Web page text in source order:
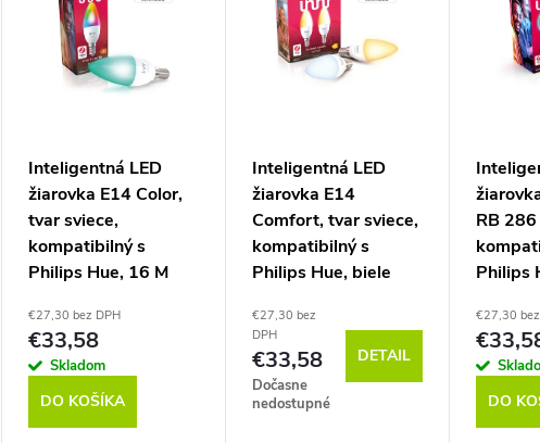
Inteligentná LED
žiarovka E14 Color,
tvar sviece,
kompatibilný s
Philips Hue, 16 M
Zigbee (RB 251 C)
€27,30 bez DPH
€33,58
Skladom
DO KOŠÍKA
Inteligentná LED
žiarovka E14
Comfort, tvar sviece,
kompatibilný s
Philips Hue, biele
denné studené,
Zigbee, 2 ks (RB
249 T-2)
€27,30 bez
DPH
€33,58
Dočasne
nedostupné
DETAIL
RB 286
Philips
Zigbee
€27,30
DO